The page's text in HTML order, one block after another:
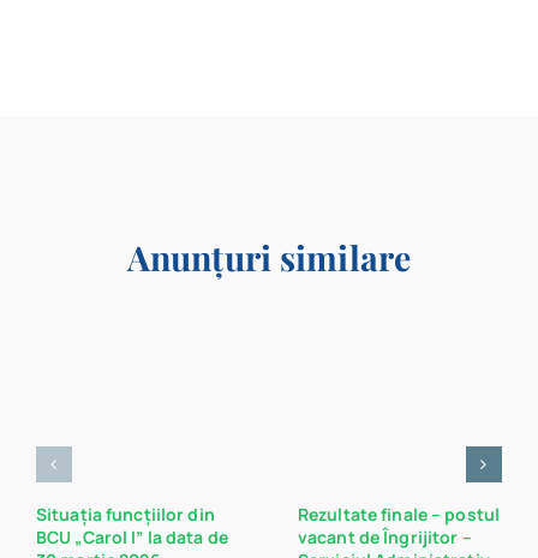
Anunțuri similare
Situația funcțiilor din
BCU „Carol I” la data de
Rezultate finale – postul
vacant de Îngrijitor –